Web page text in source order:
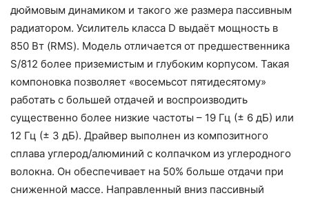
дюймовым динамиком и такого же размера пассивным
радиатором. Усилитель класса D выдаёт мощность в
850 Вт (RMS). Модель отличается от предшественника
S/812 более приземистым и глубоким корпусом. Такая
компоновка позволяет «восемьсот пятидесятому»
работать с большей отдачей и воспроизводить
существенно более низкие частоты – 19 Гц (± 6 дБ) или
12 Гц (± 3 дБ). Драйвер выполнен из композитного
сплава углерод/алюминий с колпачком из углеродного
волокна. Он обеспечивает на 50% больше отдачи при
сниженной массе. Направленный вниз пассивный